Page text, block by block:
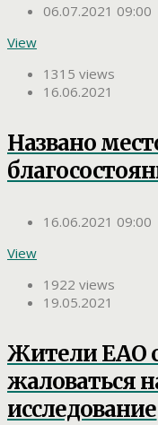
06.07.2021 09:00
View
1315 views
16.06.2021
Названо
16.06.2021 09:00
View
1922 views
19.05.2021
Жители ЕАО
жаловаться
исследование